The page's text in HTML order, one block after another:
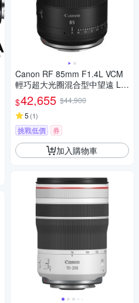
Canon RF 85mm F1.4L VCM
輕巧超大光圈混合型中望遠 L
鏡頭 公司貨
$42,655 $44,900
5 (1)
挑戰低價 券
加入購物車